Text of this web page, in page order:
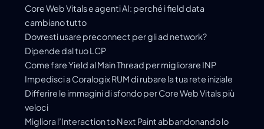
Core Web Vitals e agenti AI: perché i field data
cambiano tutto
Dovresti usare preconnect per gli ad network?
Dipende dal tuo LCP
Come fare Yield al Main Thread per migliorare INP
Impedisci a Coralogix RUM di rubare la tua rete iniziale
Differire le immagini di sfondo per Core Web Vitals più
veloci
Migliora l’Interaction to Next Paint abbandonando lo